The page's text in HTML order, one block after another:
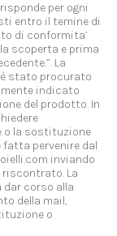
per ogni
entro il temine di
di conformita’
scoperta e prima
La
stato procurato
indicato
del prodotto. In
o la sostituzione
fatta pervenire dal
inviando
La
dar corso alla
della mail,
o